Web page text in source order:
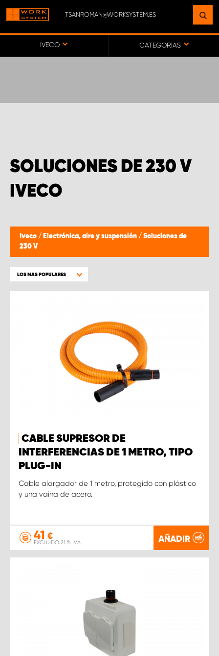
TSANROMAN@WORKSYSTEM.ES
IVECO CATEGORIAS
SOLUCIONES DE 230 V
IVECO
Iveco / Electrónica, aire y suspensión / Soluciones de
230 V
LOS MAS POPULARES
CABLE SUPRESOR DE
INTERFERENCIAS DE 1 METRO, TIPO
PLUG-IN
Cable alargador de 1 metro, protegido con plástico
y una vaina de acero.
41 €
EXCLUIDO 21 % IVA AÑADIR
ENCUENTRE UNA INSTALACIÓN
CERCA DE USTED